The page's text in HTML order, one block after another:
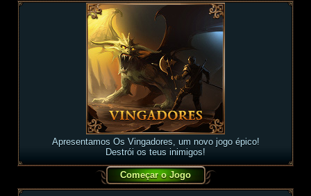
Apresentamos Os Vingadores, um novo jogo épico!
Destrói os teus inimigos!